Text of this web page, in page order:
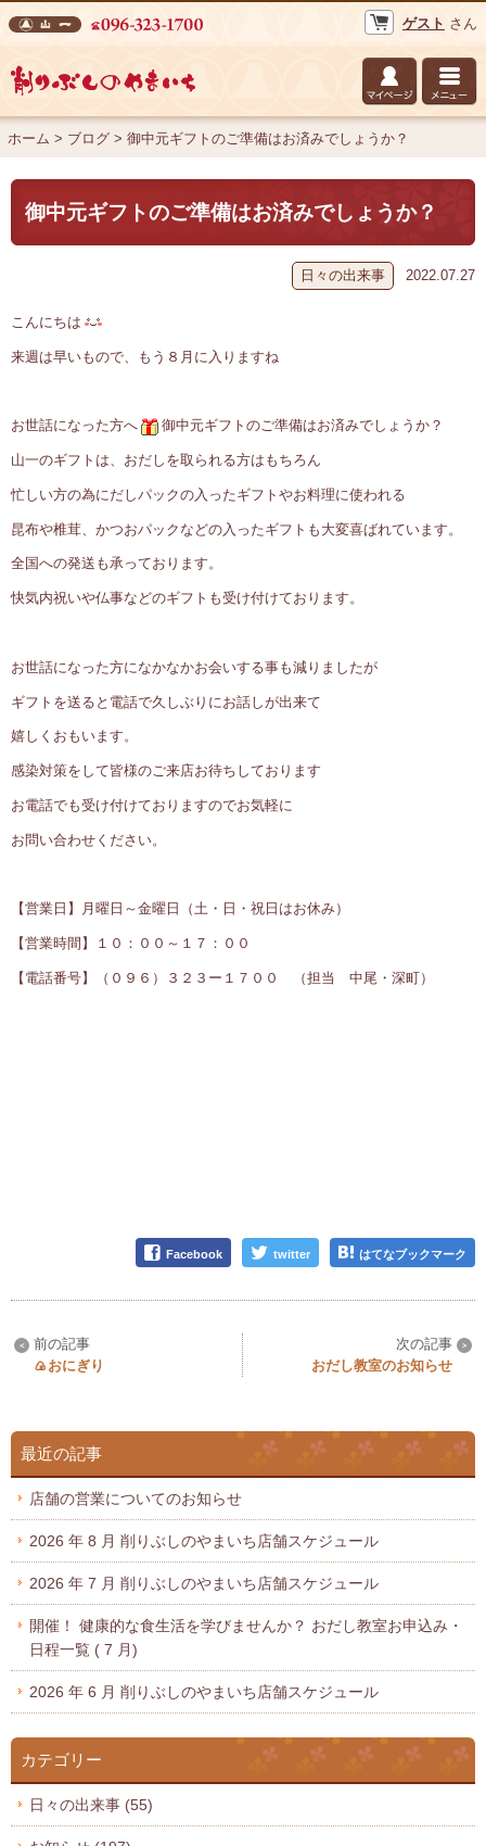
ゲスト さん
株式会社 山一 削りぶしのやまいち
ホーム > ブログ > 御中元ギフトのご準備はお済みでしょうか？
御中元ギフトのご準備はお済みでしょうか？
日々の出来事 2022.07.27
こんにちは
来週は早いもので、もう８月に入りますね
お世話になった方へ 御中元ギフトのご準備はお済みでしょうか？
山一のギフトは、おだしを取られる方はもちろん
忙しい方の為にだしパックの入ったギフトやお料理に使われる
昆布や椎茸、かつおパックなどの入ったギフトも大変喜ばれています。
全国への発送も承っております。
快気内祝いや仏事などのギフトも受け付けております。
お世話になった方になかなかお会いする事も減りましたが
ギフトを送ると電話で久しぶりにお話しが出来て
嬉しくおもいます。
感染対策をして皆様のご来店お待ちしております
お電話でも受け付けておりますのでお気軽に
お問い合わせください。
【営業日】月曜日～金曜日（土・日・祝日はお休み）
【営業時間】１０：００～１７：００
【電話番号】（０９６）３２３ー１７００ （担当 中尾・深町）
Facebook twitter はてなブックマーク
🍙おにぎり おだし教室のお知らせ
最近の記事
店舗の営業についてのお知らせ
2026 年 8 月 削りぶしのやまいち店舗スケジュール
2026 年 7 月 削りぶしのやまいち店舗スケジュール
開催！ 健康的な食生活を学びませんか？ おだし教室お申込み・
日程一覧 ( 7 月)
2026 年 6 月 削りぶしのやまいち店舗スケジュール
カテゴリー
日々の出来事 (55)